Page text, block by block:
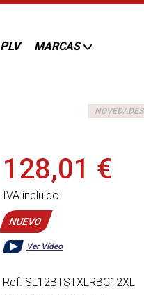
PLV MARCAS
NOVEDADES
128,01 €
IVA incluido
NUEVO
Ver Vídeo
Ref. SL12BTSTXLRBC12XL